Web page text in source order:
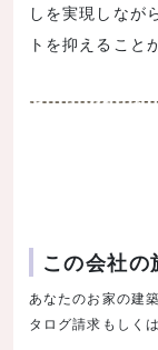
しを実現しなが
トを抑えること
この会社
あなたのお家の建
タログ請求もしく